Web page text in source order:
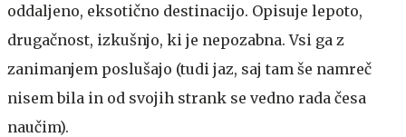
oddaljeno, eksotično destinacijo. Opisuje lepoto,
drugačnost, izkušnjo, ki je nepozabna. Vsi ga z
zanimanjem poslušajo (tudi jaz, saj tam še namreč
nisem bila in od svojih strank se vedno rada česa
naučim).